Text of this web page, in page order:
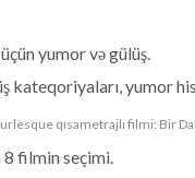
yumor və gülüş.
yumor
qısametrajlı filmi: Bir
filmin seçimi.